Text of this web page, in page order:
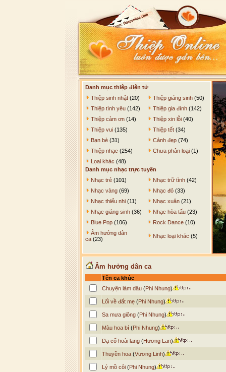
Danh mục thiệp điện tử
Thiệp sinh nhật (20) Thiệp giáng sinh (50)
Thiệp tình yêu (142) Thiệp gia đình (142)
Thiệp cảm ơn (14) Thiệp xin lỗi (40)
Thiệp vui (135) Thiệp tết (34)
Bạn bè (31) Cảnh đẹp (74)
Thiệp nhạc (254) Chưa phân loại (1)
Lọai khác (48)
Danh mục nhạc trực tuyến
Nhạc trẻ (101) Nhạc trữ tình (42)
Nhạc vàng (69) Nhạc đỏ (33)
Nhạc thiếu nhi (11) Nhạc xuân (21)
Nhạc giáng sinh (36) Nhạc hòa tấu (23)
Blue Pop (106) Rock Dance (10)
Âm hưởng dân
ca (23) Nhạc loại khác (5)
Âm hưởng dân ca
Tên ca khúc
Chuyện làm dâu(Phi Nhung)
Lối về đất mẹ(Phi Nhung)
Sa mưa giông(Phi Nhung)
Màu hoa bí(Phi Nhung)
Dạ cổ hoài lang(Hương Lan)
Thuyền hoa(Vương Linh)
Lý mồ côi(Phi Nhung)